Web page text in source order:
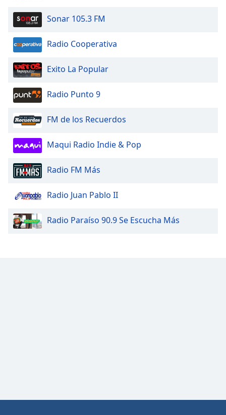
Sonar 105.3 FM
Radio Cooperativa
Exito La Popular
Radio Punto 9
FM de los Recuerdos
Maqui Radio Indie & Pop
Radio FM Más
Radio Juan Pablo II
Radio Paraíso 90.9 Se Escucha Más